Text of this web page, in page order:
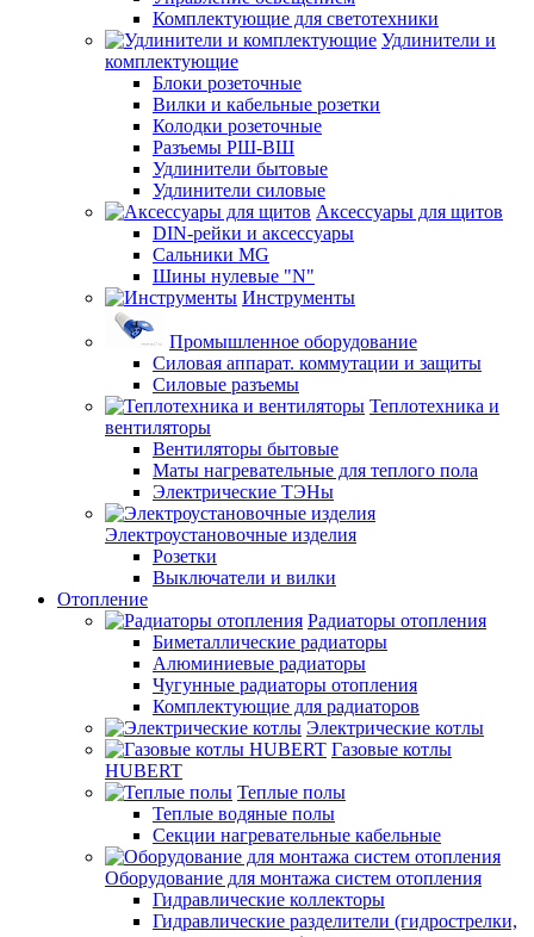
Комплектующие для светотехники
Удлинители и
комплектующие
Блоки розеточные
Вилки и кабельные розетки
Колодки розеточные
Разъемы РШ-ВШ
Удлинители бытовые
Удлинители силовые
Аксессуары для щитов
DIN-рейки и аксессуары
Сальники MG
Шины нулевые "N"
Инструменты
Промышленное оборудование
Силовая аппарат. коммутации и защиты
Силовые разъемы
Теплотехника и
вентиляторы
Вентиляторы бытовые
Маты нагревательные для теплого пола
Электрические ТЭНы
Электроустановочные изделия
Розетки
Выключатели и вилки
Отопление
Радиаторы отопления
Биметаллические радиаторы
Алюминиевые радиаторы
Чугунные радиаторы отопления
Комплектующие для радиаторов
Электрические котлы
Газовые котлы
HUBERT
Теплые полы
Теплые водяные полы
Секции нагревательные кабельные
Оборудование для монтажа систем отопления
Гидравлические коллекторы
Гидравлические разделители (гидрострелки,